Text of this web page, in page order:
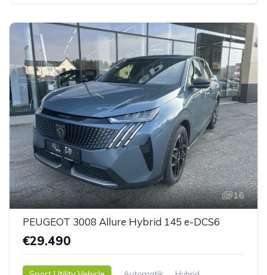
16
PEUGEOT 3008 Allure Hybrid 145 e-DCS6
€29.490